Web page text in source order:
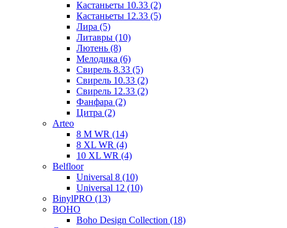
Кастаньеты 10.33 (2)
Кастаньеты 12.33 (5)
Лира (5)
Литавры (10)
Лютень (8)
Мелодика (6)
Свирель 8.33 (5)
Свирель 10.33 (2)
Свирель 12.33 (2)
Фанфара (2)
Цитра (2)
Arteo
8 M WR (14)
8 XL WR (4)
10 XL WR (4)
Belfloor
Universal 8 (10)
Universal 12 (10)
BinylPRO (13)
BOHO
Boho Design Collection (18)